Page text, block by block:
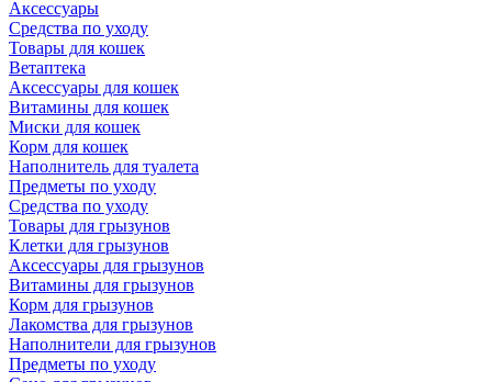
Аксессуары
Средства по уходу
Товары для кошек
Ветаптека
Аксессуары для кошек
Витамины для кошек
Миски для кошек
Корм для кошек
Наполнитель для туалета
Предметы по уходу
Средства по уходу
Товары для грызунов
Клетки для грызунов
Аксессуары для грызунов
Витамины для грызунов
Корм для грызунов
Лакомства для грызунов
Наполнители для грызунов
Предметы по уходу